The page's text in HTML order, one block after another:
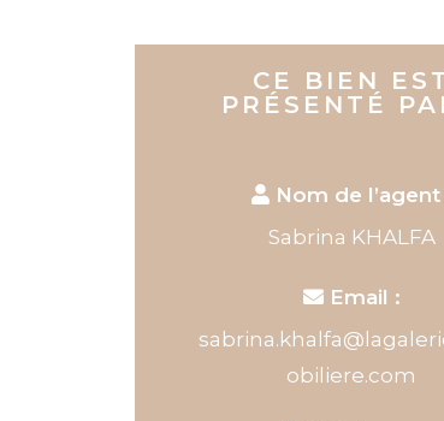
CE BIEN
PRÉSENTÉ
Nom de l’agent
Sabrina KHALFA
Email :
obiliere.com